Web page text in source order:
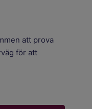
att prova
för att